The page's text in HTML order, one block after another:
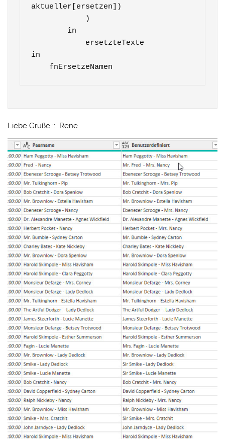
aktueller[ersetzen])
in
    fnErsetzeNamen
Liebe Grüße :: Rene